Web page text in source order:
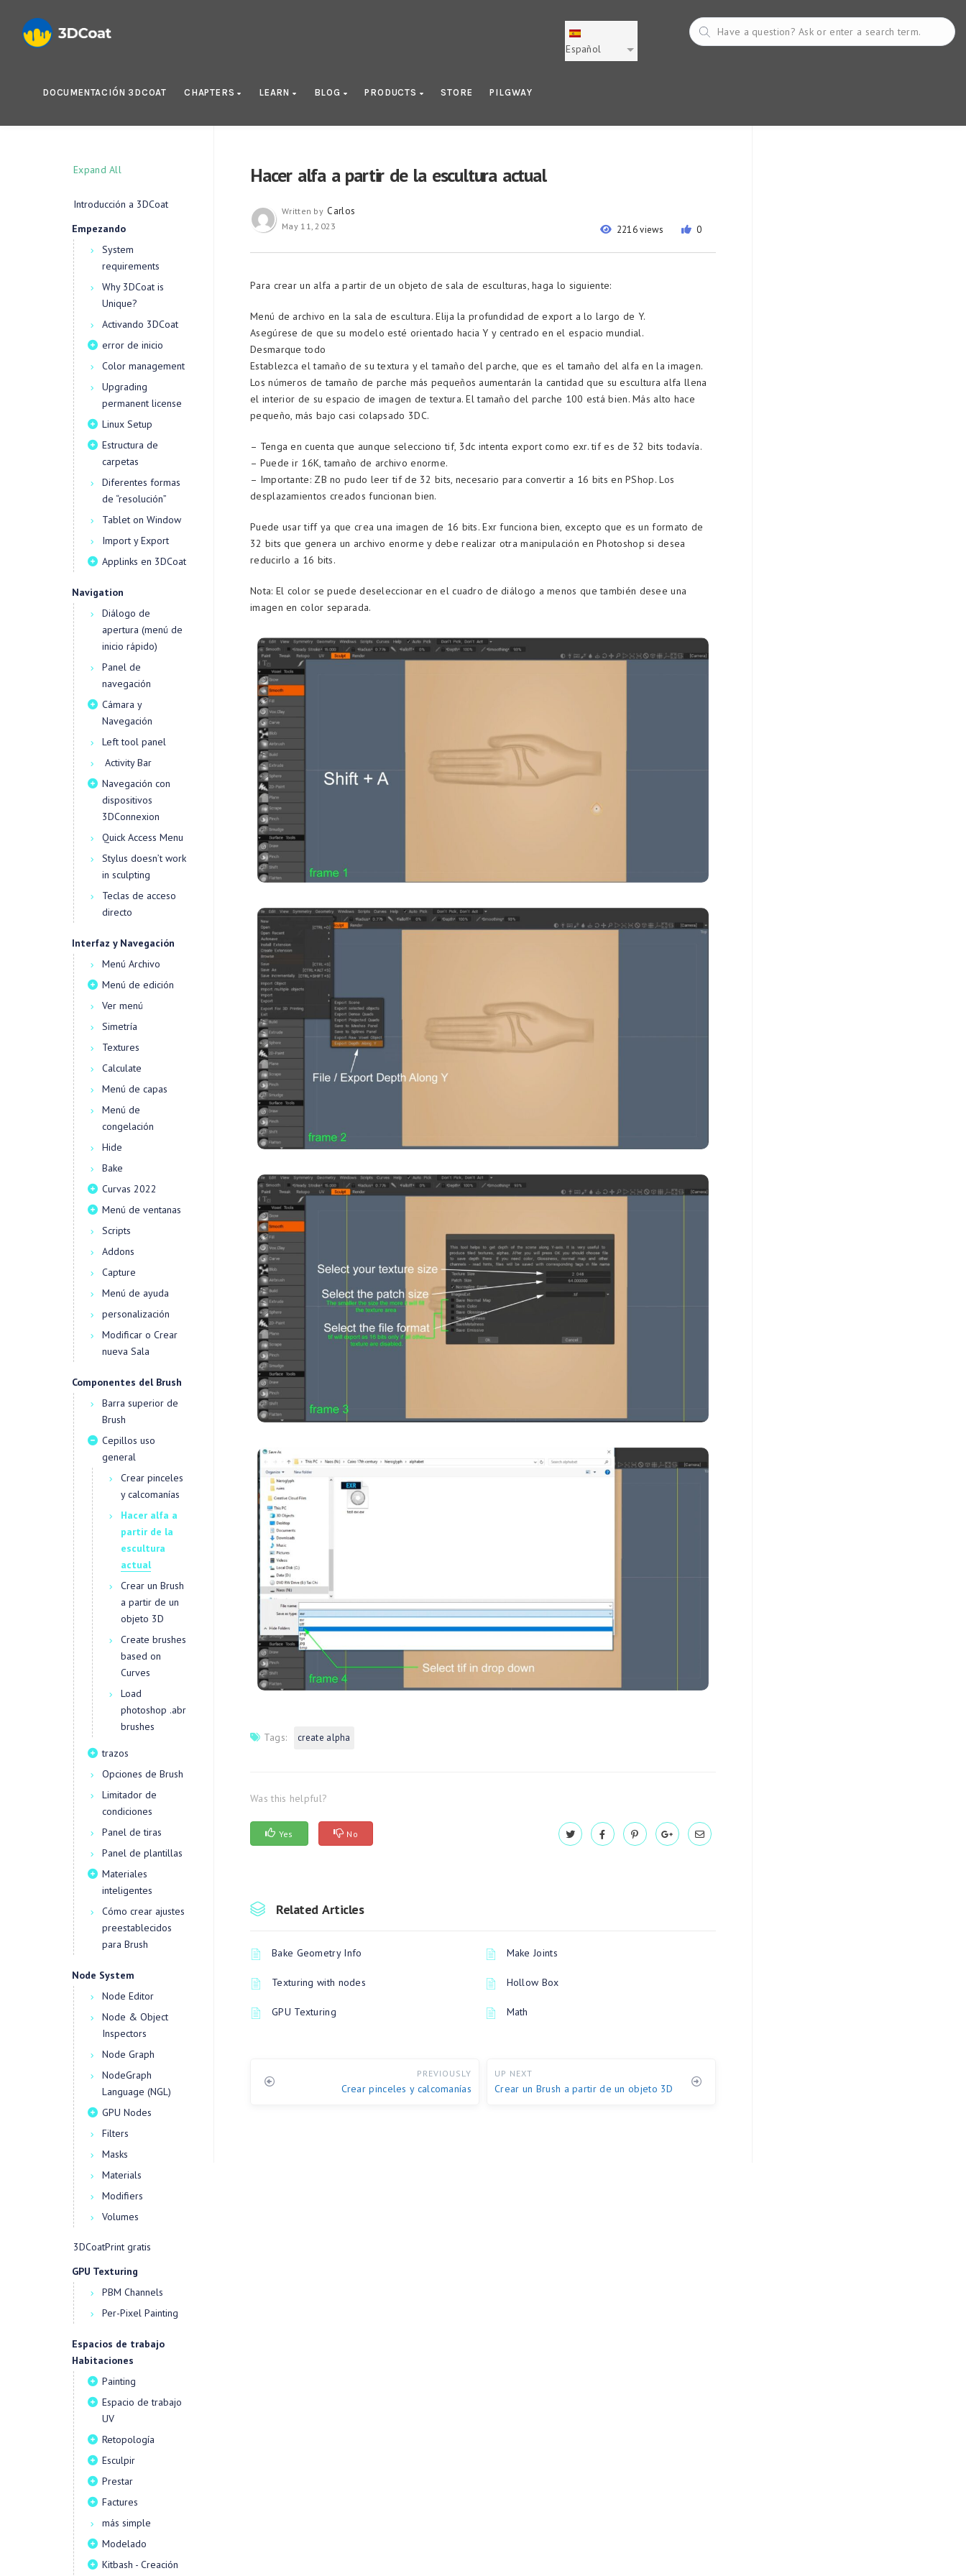
Español
DOCUMENTACIÓN 3DCOAT CHAPTERS LEARN BLOG PRODUCTS STORE PILGWAY
Expand All
Introducción a 3DCoat
Empezando
System
requirements
Why 3DCoat is
Unique?
Activando 3DCoat
error de inicio
Color management
Upgrading
permanent license
Linux Setup
Estructura de
carpetas
Diferentes formas
de “resolución”
Tablet on Window
Import y Export
Applinks en 3DCoat
Navigation
Diálogo de
apertura (menú de
inicio rápido)
Panel de
navegación
Cámara y
Navegación
Left tool panel
Activity Bar
Navegación con
dispositivos
3DConnexion
Quick Access Menu
Stylus doesn’t work
in sculpting
Teclas de acceso
directo
Interfaz y Navegación
Menú Archivo
Menú de edición
Ver menú
Simetría
Textures
Calculate
Menú de capas
Menú de
congelación
Hide
Bake
Curvas 2022
Menú de ventanas
Scripts
Addons
Capture
Menú de ayuda
personalización
Modificar o Crear
nueva Sala
Componentes del Brush
Barra superior de
Brush
Cepillos uso
general
Crear pinceles
y calcomanías
Hacer alfa a
partir de la
escultura
actual
Crear un Brush
a partir de un
objeto 3D
Create brushes
based on
Curves
Load
photoshop .abr
brushes
trazos
Opciones de Brush
Limitador de
condiciones
Panel de tiras
Panel de plantillas
Materiales
inteligentes
Cómo crear ajustes
preestablecidos
para Brush
Node System
Node Editor
Node & Object
Inspectors
Node Graph
NodeGraph
Language (NGL)
GPU Nodes
Filters
Masks
Materials
Modifiers
Volumes
3DCoatPrint gratis
GPU Texturing
PBM Channels
Per-Pixel Painting
Espacios de trabajo
Habitaciones
Painting
Espacio de trabajo
UV
Retopología
Esculpir
Prestar
Factures
más simple
Modelado
Kitbash - Creación
Hacer alfa a partir de la escultura actual
2216 views 0
Written by Carlos
May 11, 2023
Para crear un alfa a partir de un objeto de sala de esculturas, haga lo siguiente:
Menú de archivo en la sala de escultura. Elija la profundidad de export a lo largo de Y.
Asegúrese de que su modelo esté orientado hacia Y y centrado en el espacio mundial.
Desmarque todo
Establezca el tamaño de su textura y el tamaño del parche, que es el tamaño del alfa en la imagen.
Los números de tamaño de parche más pequeños aumentarán la cantidad que su escultura alfa llena
el interior de su espacio de imagen de textura. El tamaño del parche 100 está bien. Más alto hace
pequeño, más bajo casi colapsado 3DC.
– Tenga en cuenta que aunque selecciono tif, 3dc intenta export como exr. tif es de 32 bits todavía.
– Puede ir 16K, tamaño de archivo enorme.
– Importante: ZB no pudo leer tif de 32 bits, necesario para convertir a 16 bits en PShop. Los
desplazamientos creados funcionan bien.
Puede usar tiff ya que crea una imagen de 16 bits. Exr funciona bien, excepto que es un formato de
32 bits que genera un archivo enorme y debe realizar otra manipulación en Photoshop si desea
reducirlo a 16 bits.
Nota: El color se puede deseleccionar en el cuadro de diálogo a menos que también desee una
imagen en color separada.
Tags: create alpha
Was this helpful?
Yes No
Related Articles
Bake Geometry Info Make Joints
Texturing with nodes Hollow Box
GPU Texturing Math
PREVIOUSLY
Crear pinceles y calcomanías
UP NEXT
Crear un Brush a partir de un objeto 3D